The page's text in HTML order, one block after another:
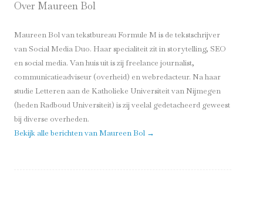
Over Maureen Bol
Maureen Bol van tekstbureau Formule M is de tekstschrijver
van Social Media Duo. Haar specialiteit zit in storytelling, SEO
en social media. Van huis uit is zij freelance journalist,
communicatieadviseur (overheid) en webredacteur. Na haar
studie Letteren aan de Katholieke Universiteit van Nijmegen
(heden Radboud Universiteit) is zij veelal gedetacheerd geweest
bij diverse overheden.
Bekijk alle berichten van Maureen Bol →